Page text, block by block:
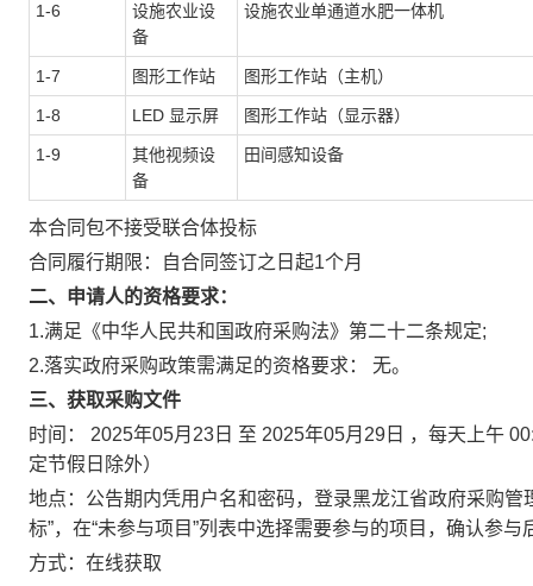
1-6
设施农业设
备
设施农业单通道水肥一体机
1-7 图形工作站 图形工作站（主机）
1-8 LED 显示屏 图形工作站（显示器）
1-9
其他视频设
备
田间感知设备
本合同包不接受联合体投标
合同履行期限：
自合同签订之日起1个月
二、申请人的资格要求：
1.满足《中华人民共和国政府采购法》第二十二条规定;
2.落实政府采购政策需满足的资格要求： 无。
三、获取采购文件
时间：
2025年05月23日 至 2025年05月29日 ，每天上午
定节假日除外）
地点： 公告期内凭用户名和密码，登录黑龙江省政府采购
标”，在“未参与项目”列表中选择需要参与的项目，确认参与
方式： 在线获取